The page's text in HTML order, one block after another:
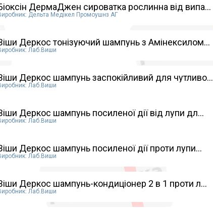
ДермаДжен сироватка рослинна від випа...
Дельта Медікел Промоушнз АГ
Деркос тонізуючий шампунь з Амінексилом...
Лаб.Виши
Деркос шампунь заспокійливий для чутливо...
Лаб.Виши
Деркос шампунь посиленої дії від лупи дл...
Лаб.Виши
Деркос шампунь посиленої дії проти лупи...
Лаб.Виши
Деркос шампунь-кондиціонер 2 в 1 проти л...
Лаб.Виши